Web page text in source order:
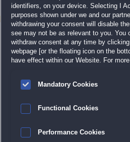
Datenschutz| AGB|Impressum
identifiers, on your device. Selecting I
purposes shown under we and our
withdrawing your consent will disable
see may not be as relevant to you. You
withdraw consent at any time by
webpage [or the floating icon on the
have effect within our Website. For
Mandatory Cookies
Functional Cookies
Performance Cookies